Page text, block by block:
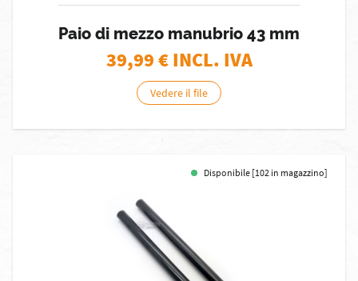
Paio di mezzo manubrio 43 mm
39,99€ INCL. IVA
Vedere il file
Disponibile [102 in magazzino]